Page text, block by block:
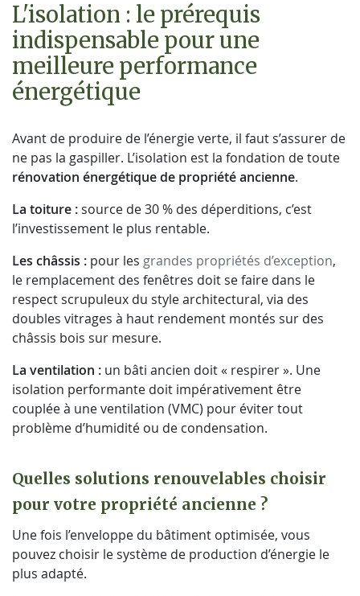
L'isolation : le prérequis
indispensable pour une
meilleure performance
énergétique
Avant de produire de l’énergie verte, il faut s’assurer de
ne pas la gaspiller. L’isolation est la fondation de toute
rénovation énergétique de propriété ancienne.
La toiture :source de 30 % des déperditions, c’est
l’investissement le plus rentable.
Les châssis : pour les grandes propriétés d’exception,
le remplacement des fenêtres doit se faire dans le
respect scrupuleux du style architectural, via des
doubles vitrages à haut rendement montés sur des
châssis bois sur mesure.
La ventilation : un bâti ancien doit « respirer ». Une
isolation performante doit impérativement être
couplée à une ventilation (VMC) pour éviter tout
problème d’humidité ou de condensation.
Quelles solutions renouvelables choisir
pour votre propriété ancienne ?
Une fois l’enveloppe du bâtiment optimisée, vous
pouvez choisir le système de production d’énergie le
plus adapté.